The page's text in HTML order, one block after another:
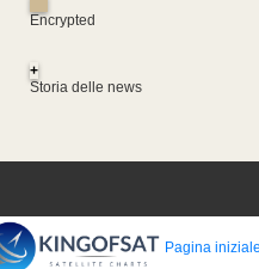
Encrypted
+
Storia delle news
Pagina iniziale